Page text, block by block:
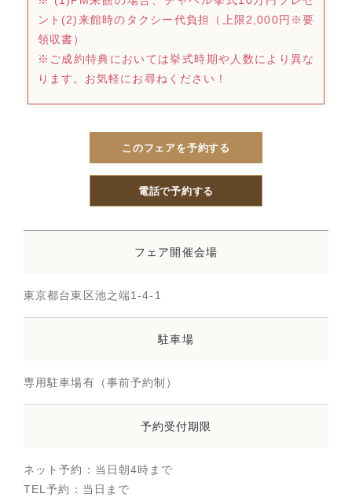
ント(2)来館時のタクシー代負担（上限2,000円※要
領収書）
※ご成約特典においては挙式時期や人数により異な
ります。お気軽にお尋ねください！
このフェアを予約する
電話で予約する
フェア開催会場
東京都台東区池之端1-4-1
駐車場
専用駐車場有（事前予約制）
予約受付期限
ネット予約：当日朝4時まで
TEL予約：当日まで